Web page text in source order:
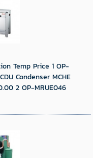
Temp Price 1 OP-
Condenser MCHE
2 OP-MRUE046